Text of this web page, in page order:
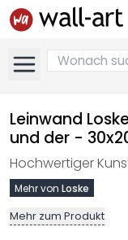
Leinwand
und der -
Hochwertiger
Mehr von Loske
Mehr zum Produkt